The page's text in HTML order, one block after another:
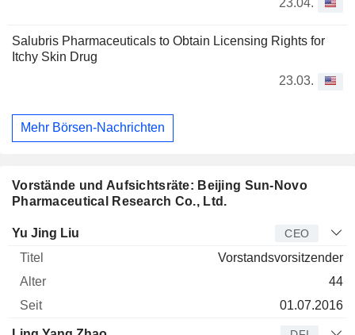
Salubris Pharmaceuticals to Obtain Licensing Rights for
Itchy Skin Drug
23.03.
Mehr Börsen-Nachrichten
Vorstände und Aufsichtsräte: Beijing Sun-Novo
Pharmaceutical Research Co., Ltd.
Manager Titel
Yu Jing Liu CEO
Vorstandsvorsitzender
44
01.07.2016